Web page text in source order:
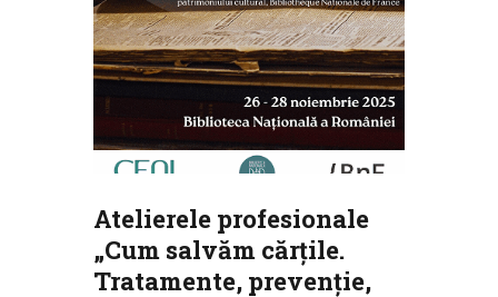
Atelierele profesionale
„Cum salvăm cărțile.
Tratamente, prevenție,